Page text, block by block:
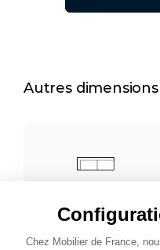
Chez Mobilier de France,
Autres dimensions
L. 200